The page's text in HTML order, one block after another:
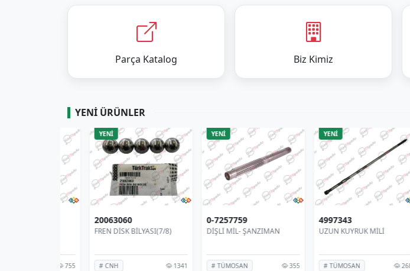
Parça Katalog Biz Kimiz
YENI ÜRÜNLER
YENİ
20063060
FREN DİSK BİLYASI(7/8)
# CNH
YENİ
0-7257759
DİŞLİ MİL- ŞANZIMAN
# TÜMOSAN
YENİ
4997343
UZUN KUYRUK MİLİ
# TÜMOSAN